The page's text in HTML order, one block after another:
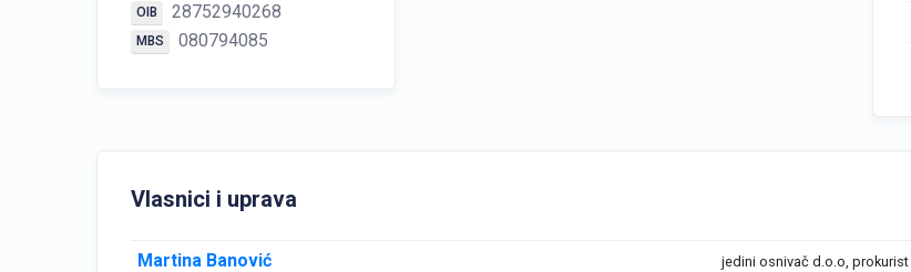
OIB 28752940268
MBS 080794085
Vlasnici i uprava
Martina Banović jedini osnivač d.o.o, prokurist